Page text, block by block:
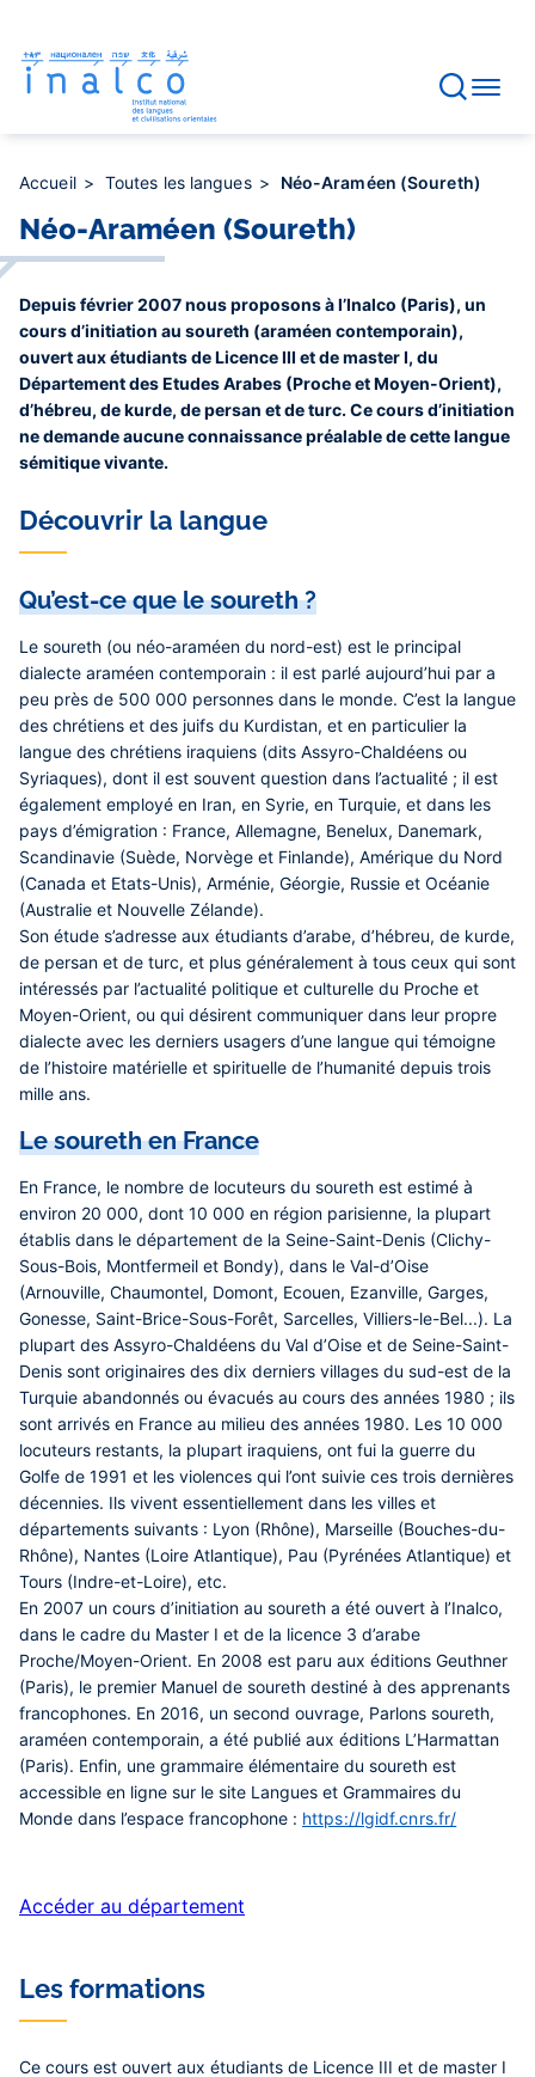
contenu
principal
Accueil Toutes les langues Néo-Araméen (Soureth)
Néo-Araméen (Soureth)
Depuis février 2007 nous proposons à l’Inalco (Paris), un
cours d’initiation au soureth (araméen contemporain),
ouvert aux étudiants de Licence III et de master I, du
Département des Etudes Arabes (Proche et Moyen-Orient),
d’hébreu, de kurde, de persan et de turc. Ce cours d’initiation
ne demande aucune connaissance préalable de cette langue
sémitique vivante.
Découvrir la langue
Qu’est-ce que le soureth ?
Le soureth (ou néo-araméen du nord-est) est le principal
dialecte araméen contemporain : il est parlé aujourd’hui par a
peu près de 500 000 personnes dans le monde. C’est la langue
des chrétiens et des juifs du Kurdistan, et en particulier la
langue des chrétiens iraquiens (dits Assyro-Chaldéens ou
Syriaques), dont il est souvent question dans l’actualité ; il est
également employé en Iran, en Syrie, en Turquie, et dans les
pays d’émigration : France, Allemagne, Benelux, Danemark,
Scandinavie (Suède, Norvège et Finlande), Amérique du Nord
(Canada et Etats-Unis), Arménie, Géorgie, Russie et Océanie
(Australie et Nouvelle Zélande).
Son étude s’adresse aux étudiants d’arabe, d’hébreu, de kurde,
de persan et de turc, et plus généralement à tous ceux qui sont
intéressés par l’actualité politique et culturelle du Proche et
Moyen-Orient, ou qui désirent communiquer dans leur propre
dialecte avec les derniers usagers d’une langue qui témoigne
de l’histoire matérielle et spirituelle de l’humanité depuis trois
mille ans.
Le soureth en France
En France, le nombre de locuteurs du soureth est estimé à
environ 20 000, dont 10 000 en région parisienne, la plupart
établis dans le département de la Seine-Saint-Denis (Clichy-
Sous-Bois, Montfermeil et Bondy), dans le Val-d’Oise
(Arnouville, Chaumontel, Domont, Ecouen, Ezanville, Garges,
Gonesse, Saint-Brice-Sous-Forêt, Sarcelles, Villiers-le-Bel...). La
plupart des Assyro-Chaldéens du Val d’Oise et de Seine-Saint-
Denis sont originaires des dix derniers villages du sud-est de la
Turquie abandonnés ou évacués au cours des années 1980 ; ils
sont arrivés en France au milieu des années 1980. Les 10 000
locuteurs restants, la plupart iraquiens, ont fui la guerre du
Golfe de 1991 et les violences qui l’ont suivie ces trois dernières
décennies. Ils vivent essentiellement dans les villes et
départements suivants : Lyon (Rhône), Marseille (Bouches-du-
Rhône), Nantes (Loire Atlantique), Pau (Pyrénées Atlantique) et
Tours (Indre-et-Loire), etc.
En 2007 un cours d’initiation au soureth a été ouvert à l’Inalco,
dans le cadre du Master I et de la licence 3 d’arabe
Proche/Moyen-Orient. En 2008 est paru aux éditions Geuthner
(Paris), le premier Manuel de soureth destiné à des apprenants
francophones. En 2016, un second ouvrage, Parlons soureth,
araméen contemporain, a été publié aux éditions L’Harmattan
(Paris). Enfin, une grammaire élémentaire du soureth est
accessible en ligne sur le site Langues et Grammaires du
Monde dans l’espace francophone : https://lgidf.cnrs.fr/
Accéder au département
Les formations
Ce cours est ouvert aux étudiants de Licence III et de master I